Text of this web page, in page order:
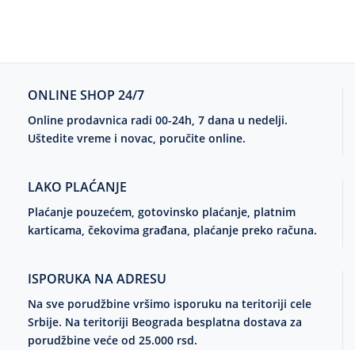
ONLINE SHOP 24/7
Online prodavnica radi 00-24h, 7 dana u nedelji.
Uštedite vreme i novac, poručite online.
LAKO PLAĆANJE
Plaćanje pouzećem, gotovinsko plaćanje, platnim
karticama, čekovima građana, plaćanje preko računa.
ISPORUKA NA ADRESU
Na sve porudžbine vršimo isporuku na teritoriji cele
Srbije. Na teritoriji Beograda besplatna dostava za
porudžbine veće od 25.000 rsd.